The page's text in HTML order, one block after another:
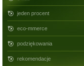
jeden procent
eco-mmerce
podziękowania
rekomendacje